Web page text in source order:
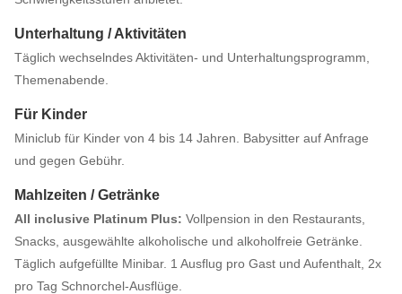
Unterhaltung / Aktivitäten
Täglich wechselndes Aktivitäten- und Unterhaltungsprogramm,
Themenabende.
Für Kinder
Miniclub für Kinder von 4 bis 14 Jahren. Babysitter auf Anfrage
und gegen Gebühr.
Mahlzeiten / Getränke
All inclusive Platinum Plus: Vollpension in den Restaurants,
Snacks, ausgewählte alkoholische und alkoholfreie Getränke.
Täglich aufgefüllte Minibar. 1 Ausflug pro Gast und Aufenthalt, 2x
pro Tag Schnorchel-Ausflüge.